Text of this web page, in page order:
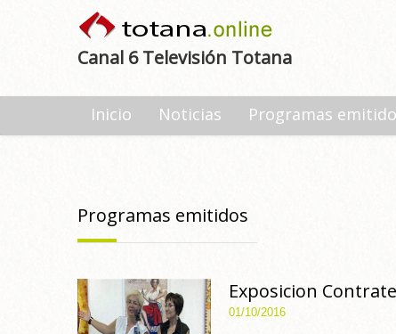
Canal 6 Televisión Totana
Inicio Noticias Programas
Programas emitidos
Exposicion Contrate
01/10/2016